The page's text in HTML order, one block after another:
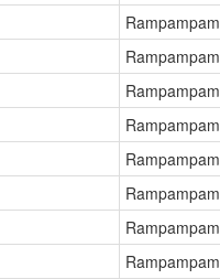
Rampampam
Rampampam
Rampampam
Rampampam
Rampampam
Rampampam
Rampampam
Rampampam